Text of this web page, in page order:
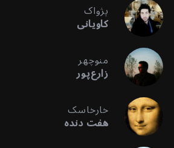
پژواک
کاویانی
منوچهر
زارع‌پور
خارخاسک
هفت دنده